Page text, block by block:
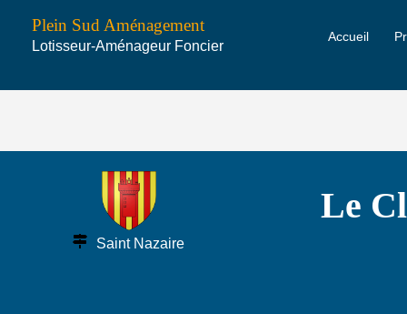
Plein Sud Aménagement
Lotisseur-Aménageur Foncier
Accueil
Saint Nazaire
Le